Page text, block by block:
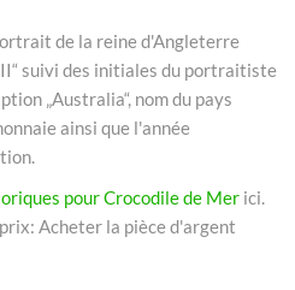
de la reine d'Angleterre
suivi des initiales du portraitiste
„Australia“, nom du pays
ainsi que l'année
pour Crocodile de Mer ici.
Acheter la pièce d'argent